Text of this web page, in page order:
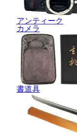
アンティーク
カメラ
書道具